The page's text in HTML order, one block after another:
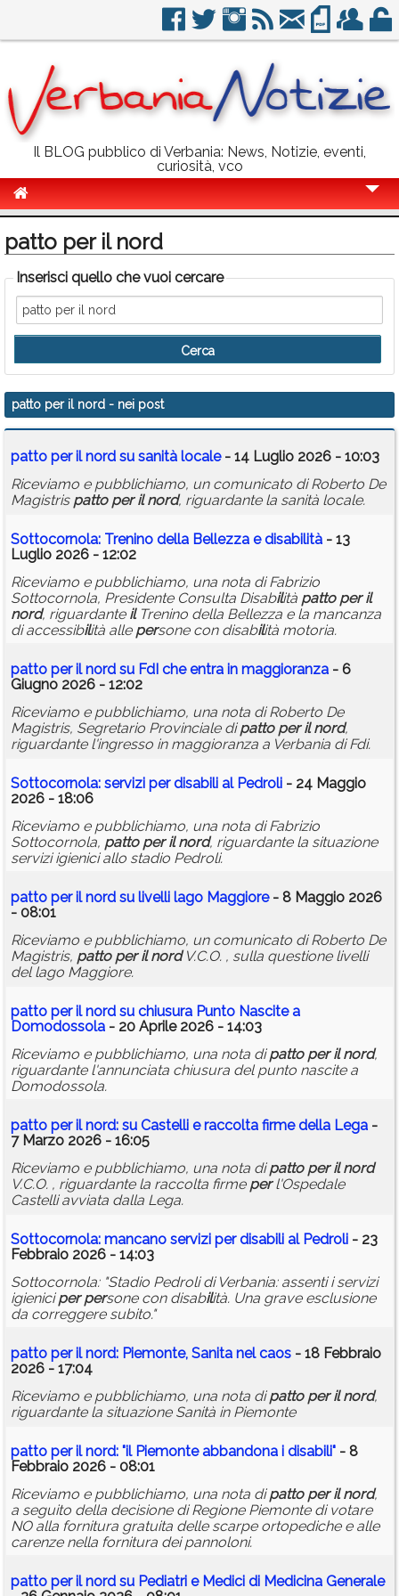
Il BLOG pubblico di Verbania: News, Notizie, eventi,
curiosità, vco
Politica
Sport
Eventi
Info Utili
Rubriche
Calendario
Annunci
patto per il nord
Inserisci quello che vuoi cercare
patto per il nord - nei post
patto per il nord su sanità locale- 14 Luglio 2026 - 10:03
Riceviamo e pubblichiamo, un comunicato di Roberto De
Magistris patto per il nord, riguardante la sanità locale.
Sottocornola: Trenino della Bellezza e disabilità - 13
Luglio 2026 - 12:02
Riceviamo e pubblichiamo, una nota di Fabrizio
Sottocornola, Presidente Consulta Disabilità patto per il
nord, riguardante ilTrenino della Bellezza e la mancanza
di accessibilità alle persone con disabilità motoria.
patto per il nord su FdI che entra in maggioranza - 6
Giugno 2026 - 12:02
Riceviamo e pubblichiamo, una nota di Roberto De
Magistris, Segretario Provinciale dipatto per il nord,
riguardante l'ingresso in maggioranza a Verbania di Fdi.
Sottocornola: servizi perdisabili al Pedroli - 24 Maggio
2026 - 18:06
Riceviamo e pubblichiamo, una nota di Fabrizio
Sottocornola, patto per il nord, riguardante la situazione
servizi igienici allo stadio Pedroli.
patto per il nord su livelli lago Maggiore- 8 Maggio 2026
- 08:01
Riceviamo e pubblichiamo, un comunicato di Roberto De
Magistris, patto per il nordV.C.O. , sulla questione livelli
del lago Maggiore.
patto per il nord su chiusura Punto Nascite a
Domodossola - 20 Aprile 2026 - 14:03
Riceviamo e pubblichiamo, una nota dipatto per il nord,
riguardante l'annunciata chiusura del punto nascite a
Domodossola.
patto per il nord: su Castelli e raccolta firme della Lega -
7 Marzo 2026 - 16:05
Riceviamo e pubblichiamo, una nota dipatto per il nord
V.C.O. , riguardante la raccolta firme perl'Ospedale
Castelli avviata dalla Lega.
Sottocornola: mancano servizi perdisabili al Pedroli - 23
Febbraio 2026 - 14:03
Sottocornola: "Stadio Pedroli di Verbania: assenti i servizi
igieniciper persone con disabilità. Una grave esclusione
da correggere subito."
patto per il nord: Piemonte, Sanita nel caos - 18 Febbraio
2026 - 17:04
Riceviamo e pubblichiamo, una nota dipatto per il nord,
riguardante la situazione Sanità in Piemonte
patto per il nord: "ilPiemonte abbandona i disabili" - 8
Febbraio 2026 - 08:01
Riceviamo e pubblichiamo, una nota dipatto per il nord,
a seguito della decisione di Regione Piemonte di votare
NO alla fornitura gratuita delle scarpe ortopediche e alle
carenze nella fornitura dei pannoloni.
patto per il nord su Pediatri e Medici di Medicina Generale